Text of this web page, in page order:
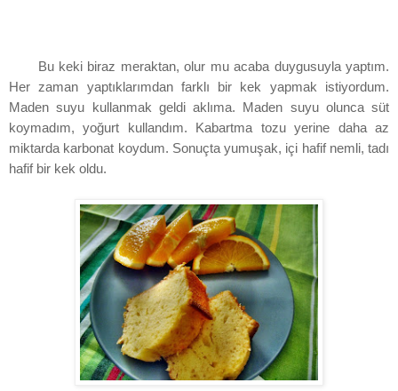
Bu keki biraz meraktan, olur mu acaba duygusuyla yaptım.
Her zaman yaptıklarımdan farklı bir kek yapmak istiyordum.
Maden suyu kullanmak geldi aklıma. Maden suyu olunca süt
koymadım, yoğurt kullandım. Kabartma tozu yerine daha az
miktarda karbonat koydum. Sonuçta yumuşak, içi hafif nemli, tadı
hafif bir kek oldu.